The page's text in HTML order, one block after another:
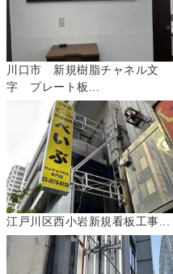
川口市 新規樹脂チャネル文
字 プレート板...
江戸川区西小岩新規看板工事...